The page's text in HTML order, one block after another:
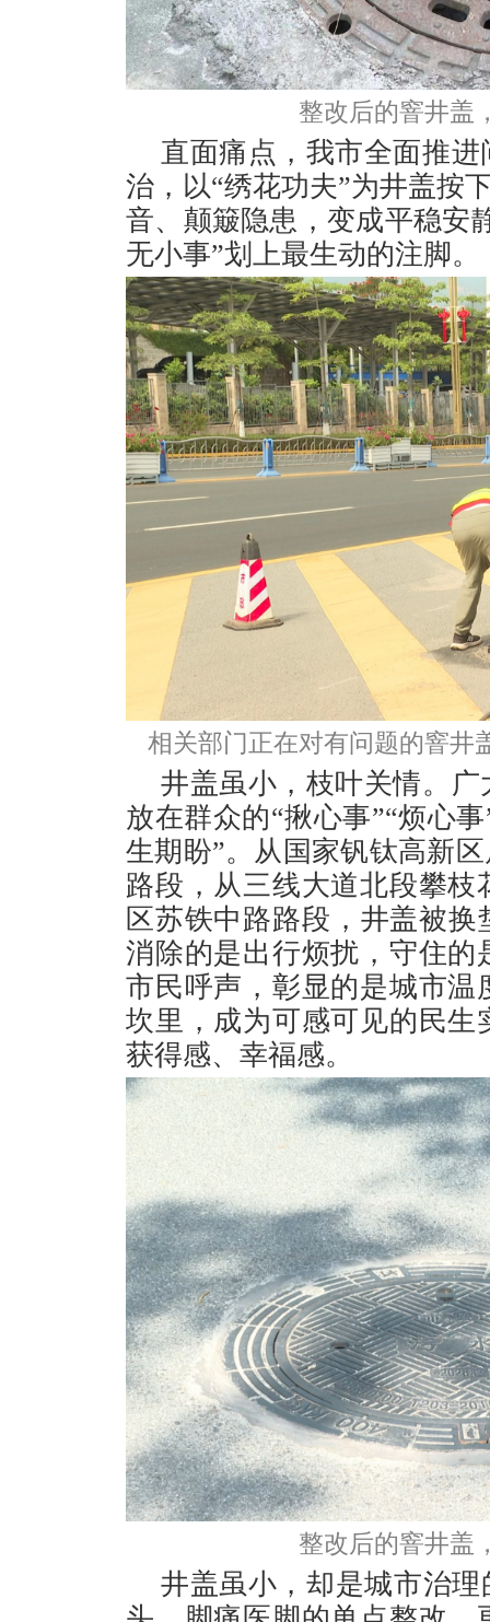
整改后的窨井盖
直面痛点，我市全面推
治，以“绣花功夫”为井盖按
音、颠簸隐患，变成平稳安
无小事”划上最生动的注脚。
相关部门正在对有问题的窨井
井盖虽小，枝叶关情。
放在群众的“揪心事”“烦心
生期盼”。从国家钒钛高新
路段，从三线大道北段攀
区苏铁中路路段，井盖被
消除的是出行烦扰，守住
市民呼声，彰显的是城市
坎里，成为可感可见的民
获得感、幸福感。
整改后的窨井盖
井盖虽小，却是城市治